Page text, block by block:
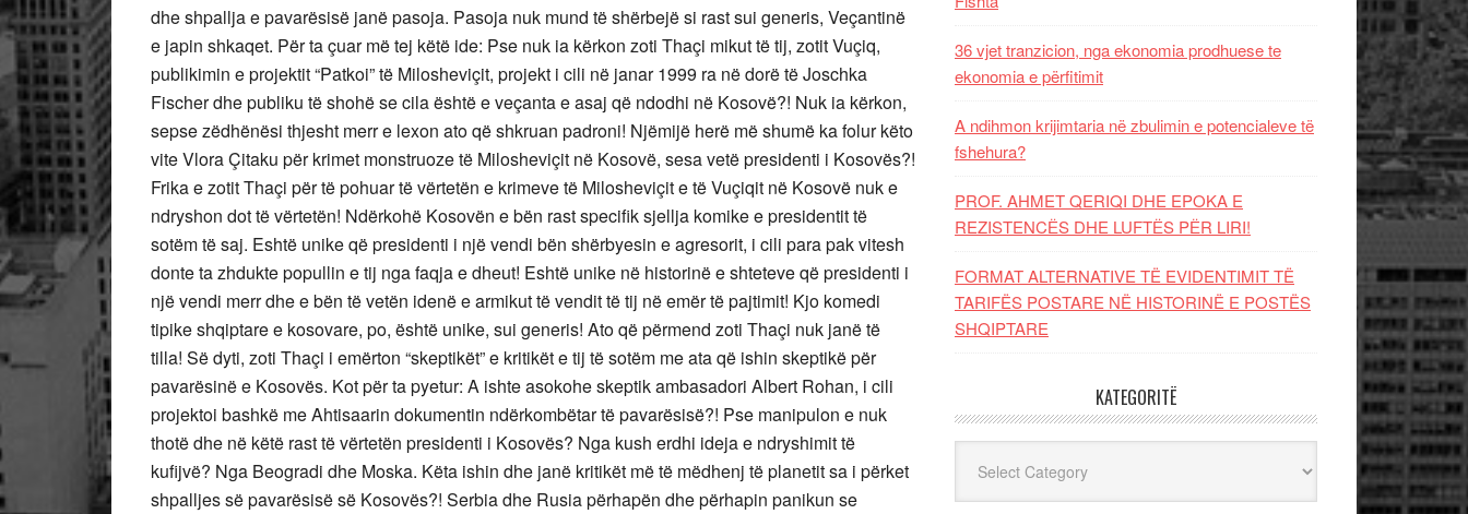
dhe shpallja e pavarësisë janë pasoja. Pasoja nuk mund të shërbejë si rast sui generis, Veçantinë
e japin shkaqet. Për ta çuar më tej këtë ide: Pse nuk ia kërkon zoti Thaçi mikut të tij, zotit Vuçiq,
publikimin e projektit “Patkoi” të Milosheviçit, projekt i cili në janar 1999 ra në dorë të Joschka
Fischer dhe publiku të shohë se cila është e veçanta e asaj që ndodhi në Kosovë?! Nuk ia kërkon,
sepse zëdhënësi thjesht merr e lexon ato që shkruan padroni! Njëmijë herë më shumë ka folur këto
vite Vlora Çitaku për krimet monstruoze të Milosheviçit në Kosovë, sesa vetë presidenti i Kosovës?!
Frika e zotit Thaçi për të pohuar të vërtetën e krimeve të Milosheviçit e të Vuçiqit në Kosovë nuk e
ndryshon dot të vërtetën! Ndërkohë Kosovën e bën rast specifik sjellja komike e presidentit të
sotëm të saj. Eshtë unike që presidenti i një vendi bën shërbyesin e agresorit, i cili para pak vitesh
donte ta zhdukte popullin e tij nga faqja e dheut! Eshtë unike në historinë e shteteve që presidenti i
një vendi merr dhe e bën të vetën idenë e armikut të vendit të tij në emër të pajtimit! Kjo komedi
tipike shqiptare e kosovare, po, është unike, sui generis! Ato që përmend zoti Thaçi nuk janë të
tilla! Së dyti, zoti Thaçi i emërton “skeptikët” e kritikët e tij të sotëm me ata që ishin skeptikë për
pavarësinë e Kosovës. Kot për ta pyetur: A ishte asokohe skeptik ambasadori Albert Rohan, i cili
projektoi bashkë me Ahtisaarin dokumentin ndërkombëtar të pavarësisë?! Pse manipulon e nuk
thotë dhe në këtë rast të vërtetën presidenti i Kosovës? Nga kush erdhi ideja e ndryshimit të
kufijvë? Nga Beogradi dhe Moska. Këta ishin dhe janë kritikët më të mëdhenj të planetit sa i përket
shpalljes së pavarësisë së Kosovës?! Serbia dhe Rusia përhapën dhe përhapin panikun se
36 vjet tranzicion, nga ekonomia prodhuese te
ekonomia e përfitimit
A ndihmon krijimtaria në zbulimin e potencialeve të
fshehura?
PROF. AHMET QERIQI DHE EPOKA E
REZISTENCЁS DHE LUFTЁS PЁR LIRI!
FORMAT ALTERNATIVE TË EVIDENTIMIT TË
TARIFËS POSTARE NË HISTORINË E POSTËS
SHQIPTARE
KATEGORITË